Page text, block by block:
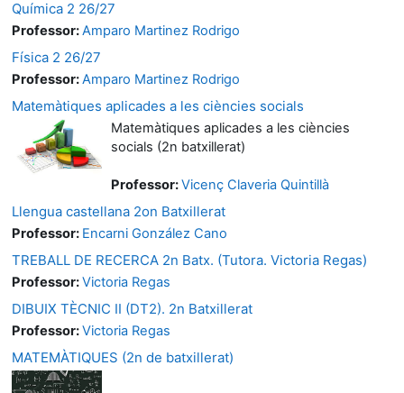
Química 2 26/27
Professor:Amparo Martinez Rodrigo
Física 2 26/27
Professor:Amparo Martinez Rodrigo
Matemàtiques aplicades a les ciències socials
Matemàtiques aplicades a les ciències
socials (2n batxillerat)
Professor:Vicenç Claveria Quintillà
Llengua castellana 2on Batxillerat
Professor: Encarni González Cano
TREBALL DE RECERCA 2n Batx. (Tutora. Victoria Regas)
Professor:Victoria Regas
DIBUIX TÈCNIC II (DT2). 2n Batxillerat
Professor:Victoria Regas
MATEMÀTIQUES (2n de batxillerat)